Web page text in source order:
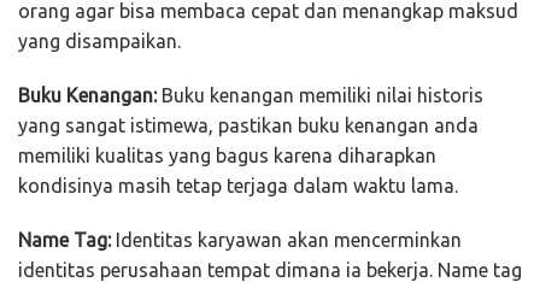
orang agar bisa membaca cepat dan menangkap maksud
yang disampaikan.
Buku Kenangan:Buku kenangan memiliki nilai historis
yang sangat istimewa, pastikan buku kenangan anda
memiliki kualitas yang bagus karena diharapkan
kondisinya masih tetap terjaga dalam waktu lama.
Name Tag:Identitas karyawan akan mencerminkan
identitas perusahaan tempat dimana ia bekerja. Name tag